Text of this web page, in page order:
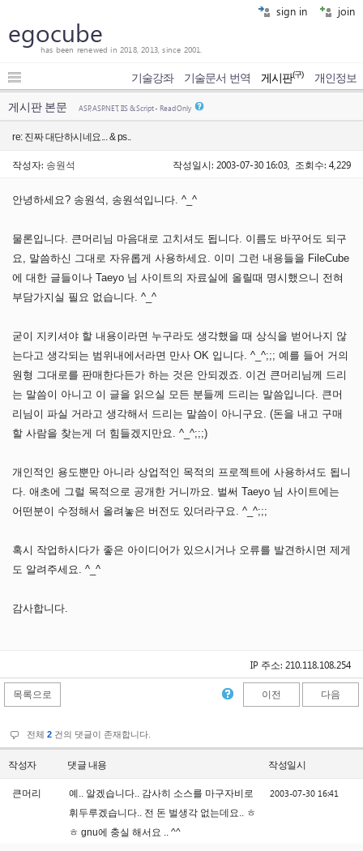
sign in join
egocube
has been renewed in 2018, 2013, since 2001.
기술강좌 기술문서 번역 게시판(구) 개인정보
게시판 본문 ASP, ASP.NET, IIS & Script - Read Only
re: 진짜 대단하시네요... & ps..
작성자: 송원석 작성일시: 2003-07-30 16:03, 조회수: 4,229
안녕하세요? 송원석, 송원석입니다. ^_^
물론입니다. 큰머리님 마음대로 고치셔도 됩니다. 이름도 바꾸어도 되구
요, 말씀하신 그대로 자유롭게 사용하세요. 이미 그런 내용들을 FileCube
에 대한 글들이나 Taeyo 님 사이트의 자료실에 올릴때 명시했으니 전혀
부담가지실 필요 없습니다. ^_^
굳이 지키셔야 할 내용이라면 누구라도 생각했을 때 상식을 벋어나지 않
는다고 생각되는 범위내에서라면 만사 OK 입니다. ^_^;;; 예를 들어 거의
원형 그대로를 판매한다든가 하는 것은 안되겠죠. 이건 큰머리님께 드리
는 말씀이 아니고 이 글을 읽으실 모든 분들께 드리는 말씀입니다. 큰머
리님이 파실 거라고 생각해서 드리는 말씀이 아니구요. (돈을 내고 구매
할 사람을 찾는게 더 힘들겠지만요. ^_^;;;)
개인적인 용도뿐만 아니라 상업적인 목적의 프로젝트에 사용하셔도 됩니
다. 애초에 그럴 목적으로 공개한 거니까요. 벌써 Taeyo 님 사이트에는
어떤분이 수정해서 올려놓은 버전도 있더라구요. ^_^;;;
혹시 작업하시다가 좋은 아이디어가 있으시거나 오류를 발견하시면 제게
도 알려주세요. ^_^
감사합니다.
IP 주소: 210.118.108.254
목록으로 이전 다음
전체 2 건의 댓글이 존재합니다.
작성자 댓글 내용 작성일시
큰머리
예.. 알겠습니다.. 감사히 소스를 마구자비로
휘두루겠습니다.. 전 돈 벌생각 없는데요.. ㅎ
ㅎ gnu에 충실 해서요 .. ^^
2003-07-30 16:41